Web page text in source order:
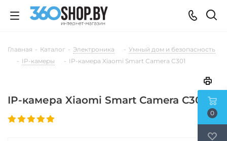
Главная - Каталог - Электроника - Умный дом и безопасность
- IP-камеры - IP-камера Xiaomi Smart Camera C301
IP-камера Xiaomi Smart Camera C301
0